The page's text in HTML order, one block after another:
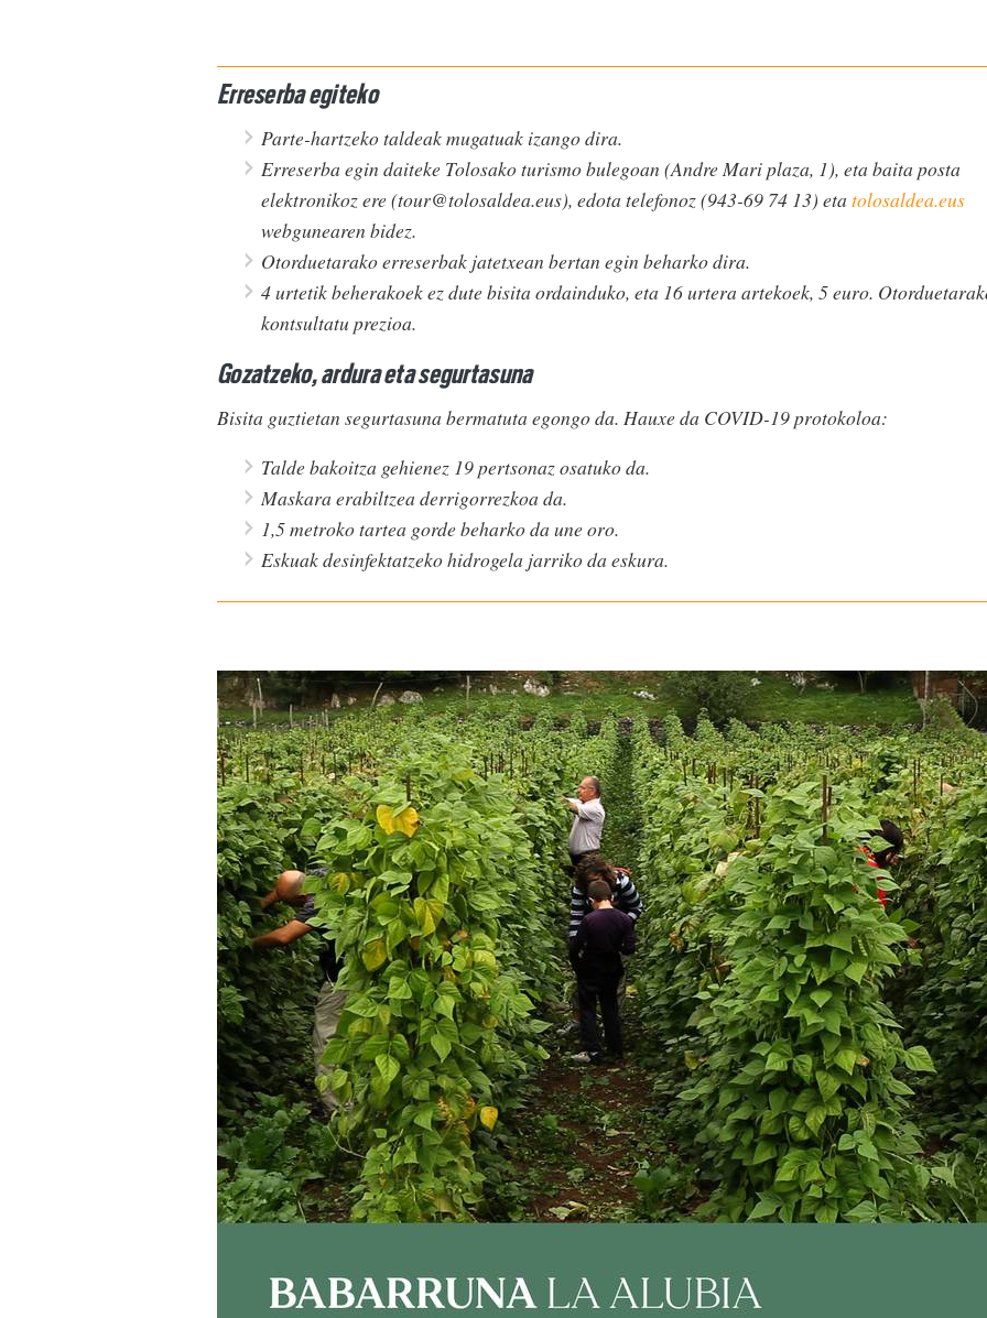
Erreserba egiteko
Parte-hartzeko taldeak mugatuak izango dira.
Erreserba egin daiteke Tolosako turismo bulegoan (Andre Mari plaza, 1), eta baita posta
elektronikoz ere (tour@tolosaldea.eus), edota telefonoz (943-69 74 13) eta tolosaldea.eus
webgunearen bidez.
Otorduetarako erreserbak jatetxean bertan egin beharko dira.
4 urtetik beherakoek ez dute bisita ordainduko, eta 16 urtera artekoek, 5 euro.
kontsultatu prezioa.
Gozatzeko, ardura eta segurtasuna
Bisita guztietan segurtasuna bermatuta egongo da. Hauxe da COVID-19 protokoloa:
Talde bakoitza gehienez 19 pertsonaz osatuko da.
Maskara erabiltzea derrigorrezkoa da.
1,5 metroko tartea gorde beharko da une oro.
Eskuak desinfektatzeko hidrogela jarriko da eskura.